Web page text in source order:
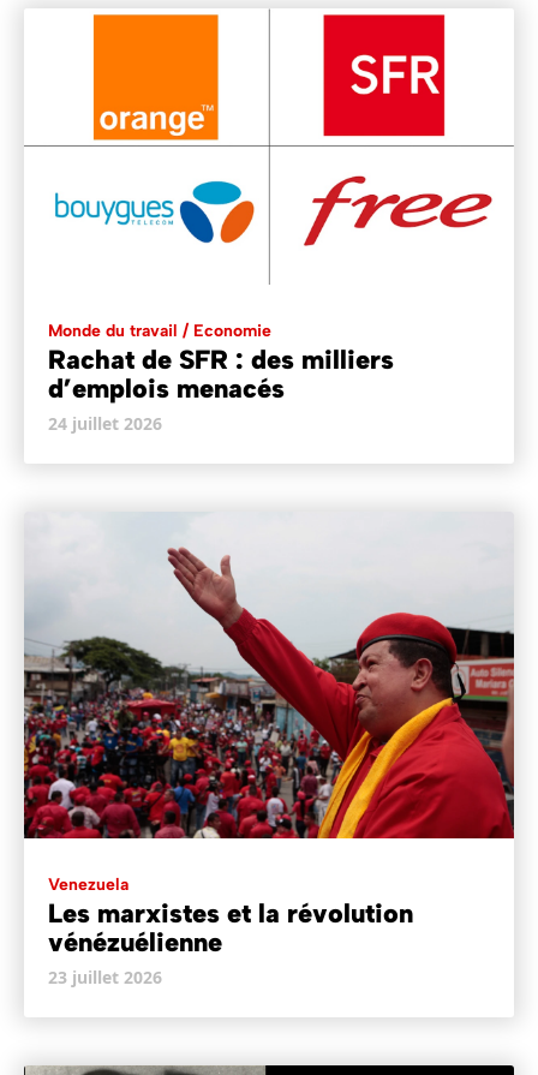
Monde du travail / Economie
Rachat de SFR : des milliers
d’emplois menacés
24 juillet 2026
Venezuela
Les marxistes et la révolution
vénézuélienne
23 juillet 2026